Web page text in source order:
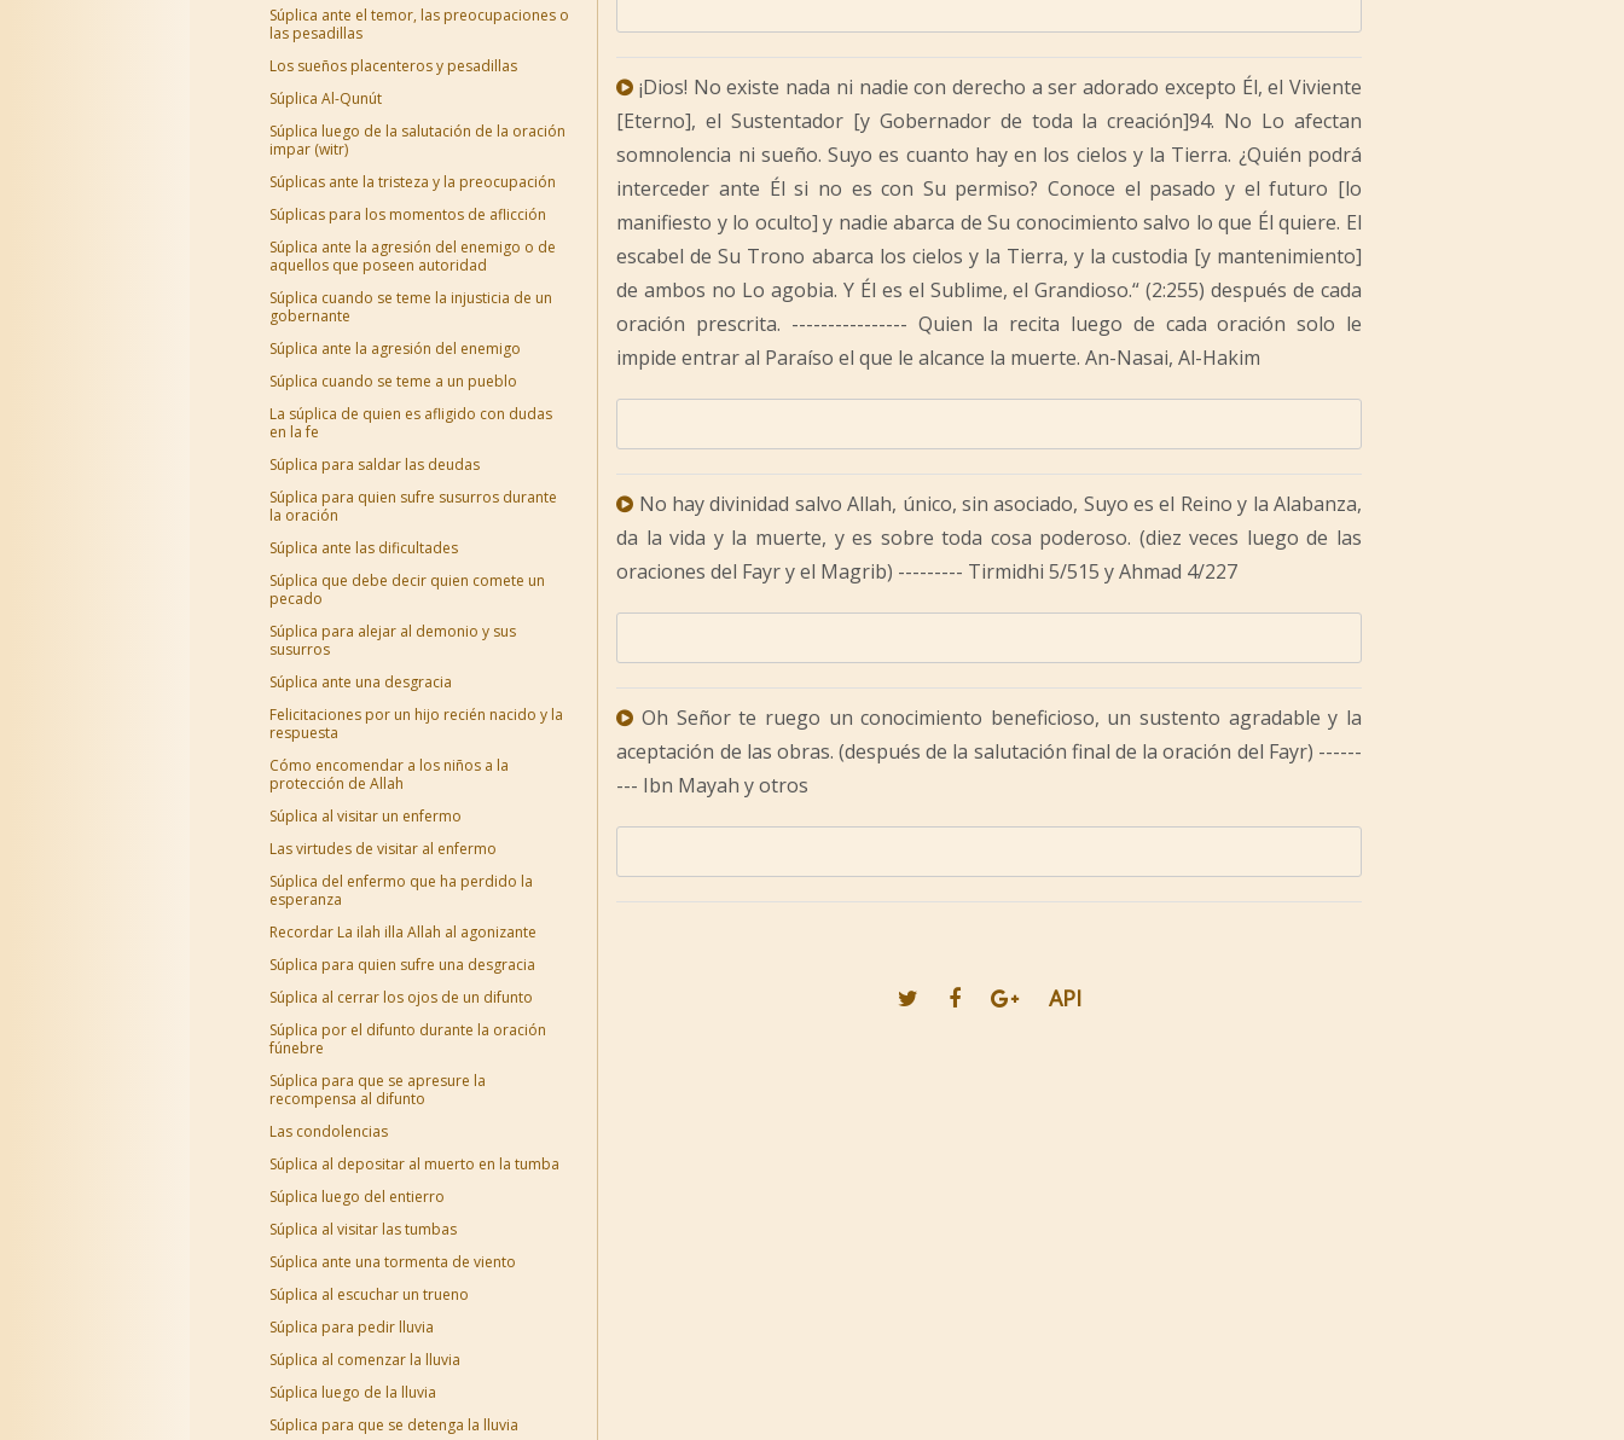
Súplica ante el temor, las preocupaciones o
las pesadillas
Los sueños placenteros y pesadillas
Súplica Al-Qunút
Súplica luego de la salutación de la oración
impar (witr)
Súplicas ante la tristeza y la preocupación
Súplicas para los momentos de aflicción
Súplica ante la agresión del enemigo o de
aquellos que poseen autoridad
Súplica cuando se teme la injusticia de un
gobernante
Súplica ante la agresión del enemigo
Súplica cuando se teme a un pueblo
La súplica de quien es afligido con dudas
en la fe
Súplica para saldar las deudas
Súplica para quien sufre susurros durante
la oración
Súplica ante las dificultades
Súplica que debe decir quien comete un
pecado
Súplica para alejar al demonio y sus
susurros
Súplica ante una desgracia
Felicitaciones por un hijo recién nacido y la
respuesta
Cómo encomendar a los niños a la
protección de Allah
Súplica al visitar un enfermo
Las virtudes de visitar al enfermo
Súplica del enfermo que ha perdido la
esperanza
Recordar La ilah illa Allah al agonizante
Súplica para quien sufre una desgracia
Súplica al cerrar los ojos de un difunto
Súplica por el difunto durante la oración
fúnebre
Súplica para que se apresure la
recompensa al difunto
Las condolencias
Súplica al depositar al muerto en la tumba
Súplica luego del entierro
Súplica al visitar las tumbas
Súplica ante una tormenta de viento
Súplica al escuchar un trueno
Súplica para pedir lluvia
Súplica al comenzar la lluvia
Súplica luego de la lluvia
Súplica para que se detenga la lluvia
¡Dios! No existe nada ni nadie con derecho a ser adorado excepto Él, el Viviente
[Eterno], el Sustentador [y Gobernador de toda la creación]94. No Lo afectan
somnolencia ni sueño. Suyo es cuanto hay en los cielos y la Tierra. ¿Quién podrá
interceder ante Él si no es con Su permiso? Conoce el pasado y el futuro [lo
manifiesto y lo oculto] y nadie abarca de Su conocimiento salvo lo que Él quiere. El
escabel de Su Trono abarca los cielos y la Tierra, y la custodia [y mantenimiento]
de ambos no Lo agobia. Y Él es el Sublime, el Grandioso.“ (2:255) después de cada
oración prescrita. ---------------- Quien la recita luego de cada oración solo le
impide entrar al Paraíso el que le alcance la muerte. An-Nasai, Al-Hakim
No hay divinidad salvo Allah, único, sin asociado, Suyo es el Reino y la Alabanza,
da la vida y la muerte, y es sobre toda cosa poderoso. (diez veces luego de las
oraciones del Fayr y el Magrib) --------- Tirmidhi 5/515 y Ahmad 4/227
Oh Señor te ruego un conocimiento beneficioso, un sustento agradable y la
aceptación de las obras. (después de la salutación final de la oración del Fayr) ------
--- Ibn Mayah y otros
API